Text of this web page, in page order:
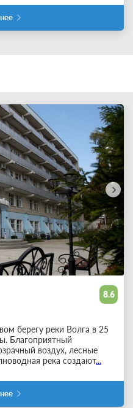
8.6
берегу реки Волга в 25
Благоприятный
воздух, лесные
река создают...